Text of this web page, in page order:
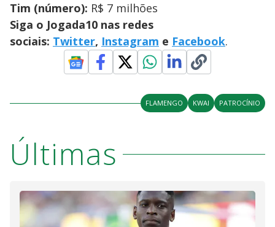
Tim (número): R$ 7 milhões
Siga o Jogada10 nas redes
sociais: Twitter, Instagram e Facebook.
FLAMENGO KWAI PATROCÍNIO
Últimas